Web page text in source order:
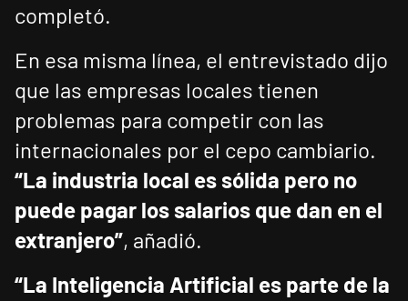
completó.
En esa misma línea, el entrevistado dijo
que las empresas locales tienen
problemas para competir con las
internacionales por el cepo cambiario.
“La industria local es sólida pero no
puede pagar los salarios que dan en el
extranjero”, añadió.
“La Inteligencia Artificial es parte de la